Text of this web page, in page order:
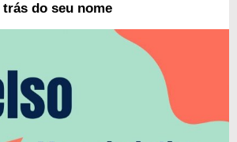
do seu nome